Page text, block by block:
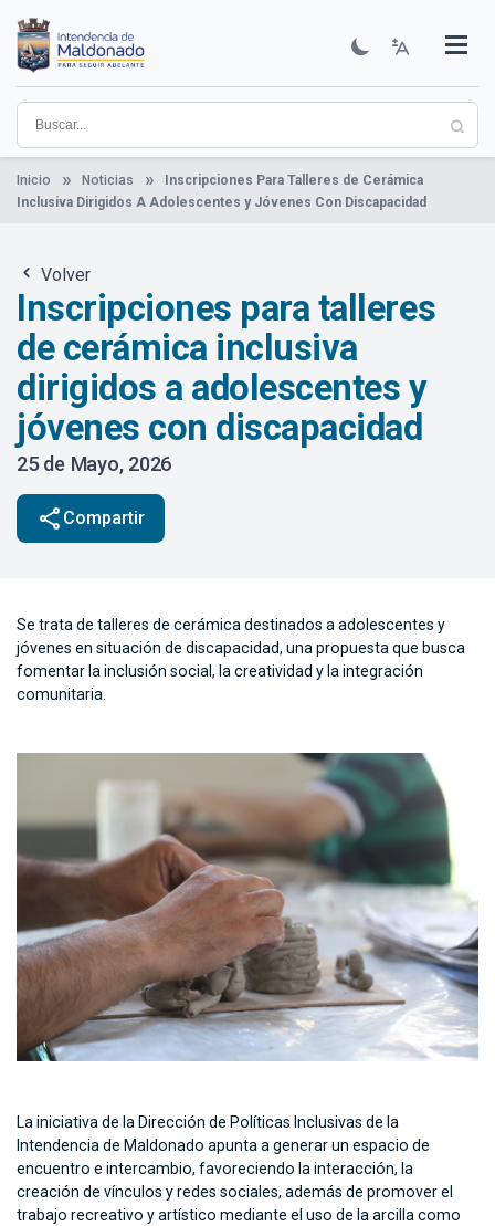
contenido
principal
Institucional
Municipios
Descubre Maldonado
Comunicación
Servicios
Guía De Trámites
Ver Noticias
Inicio Noticias
Inscripciones Para Talleres de Cerámica
Inclusiva Dirigidos A Adolescentes y Jóvenes Con Discapacidad
Volver
Inscripciones para talleres
de cerámica inclusiva
dirigidos a adolescentes y
jóvenes con discapacidad
25 de Mayo, 2026
share Compartir
Se trata de talleres de cerámica destinados a adolescentes y
jóvenes en situación de discapacidad, una propuesta que busca
fomentar la inclusión social, la creatividad y la integración
comunitaria.
La iniciativa de la Dirección de Políticas Inclusivas de la
Intendencia de Maldonado apunta a generar un espacio de
encuentro e intercambio, favoreciendo la interacción, la
creación de vínculos y redes sociales, además de promover el
trabajo recreativo y artístico mediante el uso de la arcilla como